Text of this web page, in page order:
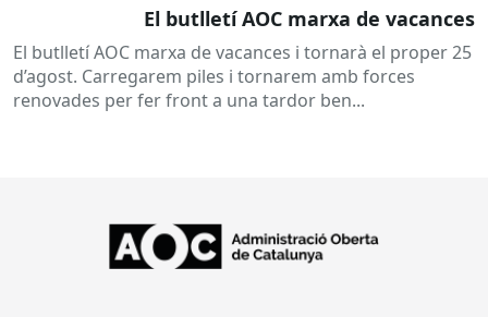
El butlletí AOC marxa de vacances
El butlletí AOC marxa de vacances i tornarà el proper 25
d’agost. Carregarem piles i tornarem amb forces
renovades per fer front a una tardor ben...